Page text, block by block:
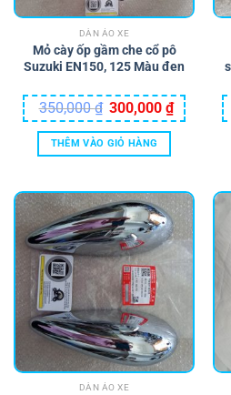
DÀN ÁO XE
Mỏ cày ốp gầm che cổ pô
Suzuki EN150, 125 Màu đen
350,000₫ Giá
gốc
là:
350,000 ₫.
300,000₫Giá
hiện
THÊM VÀO GIỎ HÀNG
DÀN ÁO XE